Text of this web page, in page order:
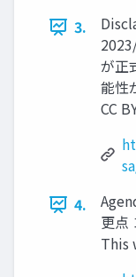
3.
が正
能性
CC
4.
更点
This